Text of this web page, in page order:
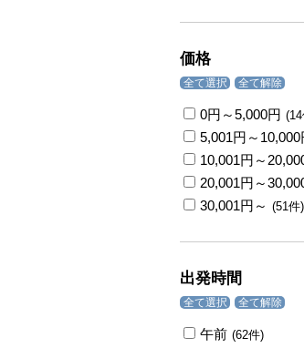
価格
全て選択 全て解除
0円～5,000円
5,001円～10,000
10,001円～
20,001円～
30,001円～ (51件)
出発時間
全て選択 全て解除
午前 (62件)